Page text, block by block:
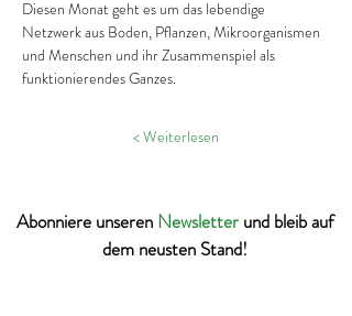
Diesen Monat geht es um das lebendige
Netzwerk aus Boden, Pflanzen, Mikroorganismen
und Menschen und ihr Zusammenspiel als
funktionierendes Ganzes.
Weiterlesen >
Abonniere unseren Newsletter und bleib auf
dem neusten Stand!